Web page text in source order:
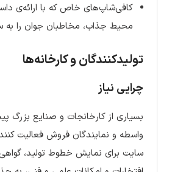
کافی‌شاپ‌های خاص که با ارائه‌ی
محیط جذاب، مخاطبان جوان را به
تولیدکنندگان و کارخانه‌ها
چرایی نیاز
بسیاری از کارخانجات و صنایع بزرگ
واسطه و نمایندگان فروش فعالیت
سایت برای نمایش خطوط تولید،